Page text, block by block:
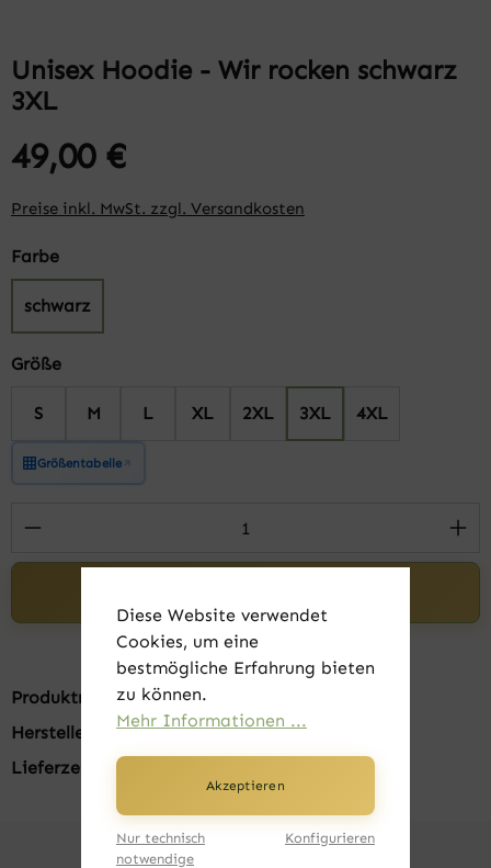
Unisex Hoodie - Wir rocken schwarz
3XL
49,00 €
Preise inkl. MwSt. zzgl. Versandkosten
Farbeauswählen
schwarz
Größeauswählen
S M L XL 2XL 3XL 4XL
Größentabelle
Produkt Anzahl: Gib den gewünschten
Produktnummer:FK20525-06
Hersteller:
Russell
Lieferzeit:
1-3 Tage
Diese Website verwendet
Cookies, um eine
bestmögliche Erfahrung bieten
zu können.
Mehr Informationen ...
Akzeptieren
Nur technisch
notwendige
Konfigurieren